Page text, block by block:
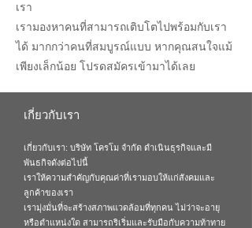
เรา
เรามองหาคนที่สามารถเติบโตไปพร้อมกับเรา
ได้ มากกว่าคนที่สมบูรณ์แบบ หากคุณสนใจแม้
เพียงเล็กน้อย โปรดสมัครเข้ามาได้เลย
เกี่ยวกับเรา
เกี่ยวกับเรา: บริษัท โครโม จำกัด ดำเนินธุรกิจและมี
พันธกิจดังต่อไปนี้
เราให้ความสำคัญกับคุณค่าที่เรามอบให้แก่สังคมและ
ลูกค้าของเรา
เรามุ่งมั่นที่จะสร้างสภาพแวดล้อมที่ทุกคน ไม่ว่าจะอายุ
หรือตำแหน่งใด สามารถริเริ่มและรับมือกับความท้าทาย